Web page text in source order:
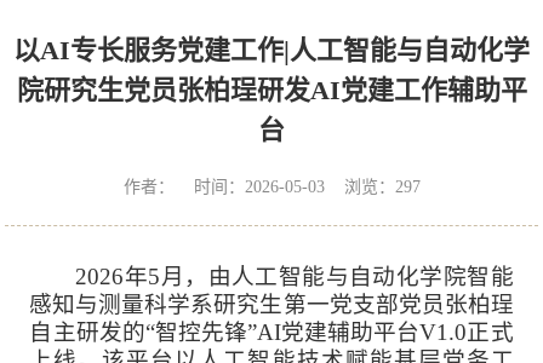
以AI专长服务党建工作|人工智能与自动化学
院研究生党员张柏珵研发AI党建工作辅助平
台
作者： 时间：2026-05-03 浏览： 297
2026年5月，由人工智能与自动化学院智能
感知与测量科学系研究生第一党支部党员张柏珵
自主研发的“智控先锋”AI党建辅助平台V1.0正式